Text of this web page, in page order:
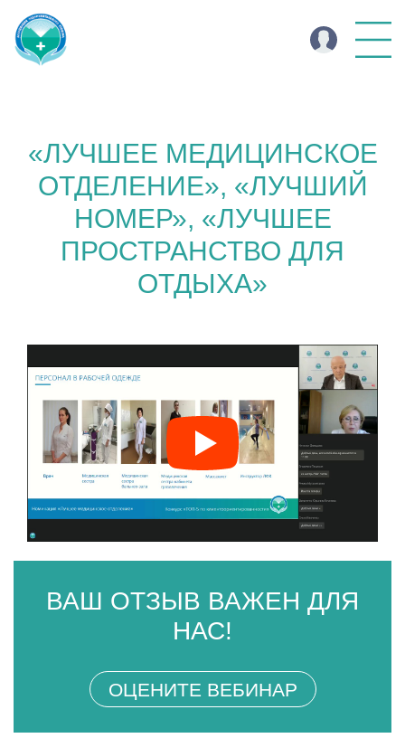
«ЛУЧШЕЕ МЕДИЦИНСКОЕ
ОТДЕЛЕНИЕ», «ЛУЧШИЙ
НОМЕР», «ЛУЧШЕЕ
ПРОСТРАНСТВО ДЛЯ
ОТДЫХА»
ВАШ ОТЗЫВ ВАЖЕН ДЛЯ
НАС!
ОЦЕНИТЕ ВЕБИНАР